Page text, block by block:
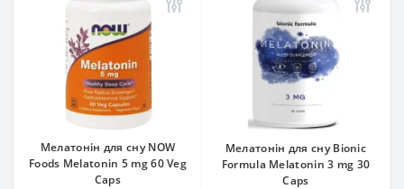
Мелатонін для сну NOW
Foods Melatonin 5 mg 60 Veg
Caps
Мелатонін для сну Bionic
Formula Melatonin 3 mg 30
Caps